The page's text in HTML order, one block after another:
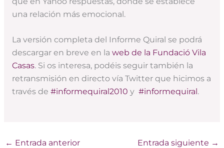
una relación más emocional.
La versión completa del Informe Quiral se podrá
descargar en breve en la web de la Fundació Vila
Casas. Si os interesa, podéis seguir también la
retransmisión en directo vía Twitter que hicimos a
través de #informequiral2010 y #informequiral.
← Entrada anterior Entrada siguiente →